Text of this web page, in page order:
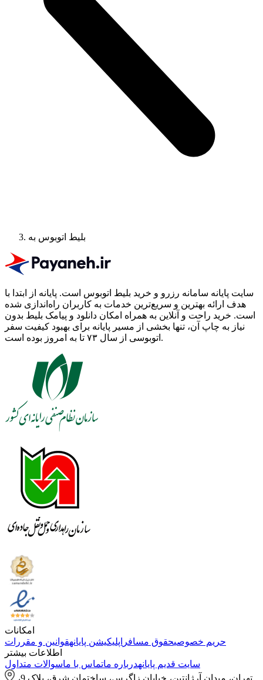
بلیط اتوبوس به
سایت پایانه سامانه رزرو و خرید بلیط اتوبوس است. پایانه از ابتدا با
هدف ارائه بهترین و سریع‌ترین خدمات به کاربران راه‌اندازی شده
است. خرید راحت و آنلاین به همراه امکان دانلود و پیامک بلیط بدون
نیاز به چاپ آن، تنها بخشی از مسیر پایانه برای بهبود کیفیت سفر
اتوبوسی از سال ۷۳ تا به امروز بوده است.
امکانات
حریم خصوصیحقوق مسافر اپلیکیشن پایانهقوانین و مقررات
اطلاعات بیشتر
سایت قدیم پایانهدرباره ماتماس با ماسوالات متداول